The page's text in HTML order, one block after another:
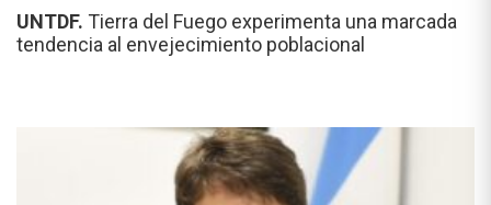
UNTDF. Tierra del Fuego experimenta una marcada
tendencia al envejecimiento poblacional